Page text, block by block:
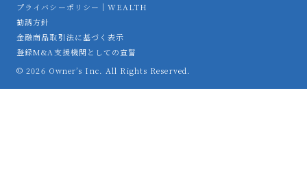
プライバシーポリシー｜WEALTH
勧誘方針
金融商品取引法に基づく表示
登録M&A支援機関としての宣誓
© 2026 Owner’s Inc. All Rights Reserved.